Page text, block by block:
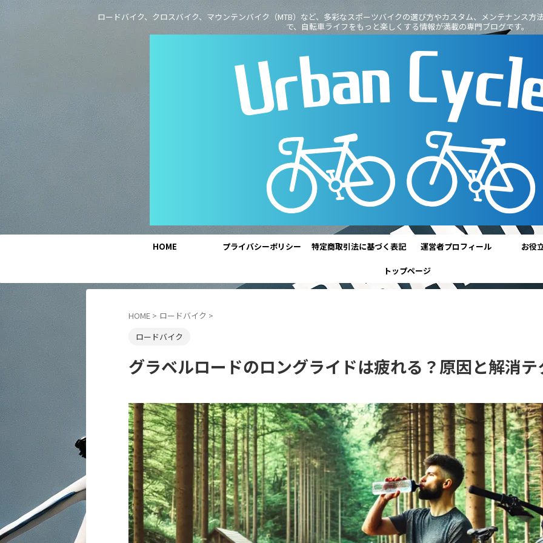
ロードバイク、クロスバイク、マウンテンバイク（MTB）など、多彩なスポーツバイクの選び方やカスタム、メンテナンス
で、自転車ライフをもっと楽しくする情報が満載の専門ブログです。
HOME プライバシーポリシー 特定商取引法に基づく表記 運営者プロフィール お役
トップページ
HOME > ロードバイク >
ロードバイク
グラベルロードのロングライドは疲れる？原因と解消